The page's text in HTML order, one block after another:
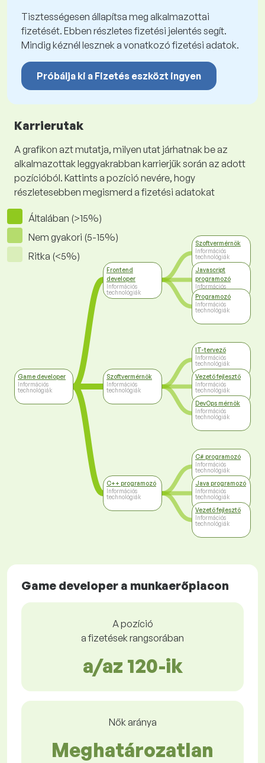
Tisztességesen állapítsa meg alkalmazottai
fizetését. Ebben részletes fizetési jelentés segít.
Mindig kéznél lesznek a vonatkozó fizetési adatok.
Próbálja ki a Fizetés eszközt ingyen
Karrierutak
A grafikon azt mutatja, milyen utat járhatnak be az
alkalmazottak leggyakrabban karrierjük során az adott
pozícióból. Kattints a pozíció nevére, hogy
részletesebben megismerd a fizetési adatokat
Általában (>15%)
Nem gyakori (5-15%)
Ritka (<5%)
Game developer
Információs
technológiák
Frontend
developer
Információs
technológiák
Szoftvermérnök
Információs
technológiák
C++ programozó
Információs
technológiák
Szoftvermérnök
Információs
technológiák
Javascript
programozó
Információs
technológiák
Programozó
Információs
technológiák
IT-tervező
Információs
technológiák
Vezető fejlesztő
Információs
technológiák
DevOps mérnök
Információs
technológiák
C# programozó
Információs
technológiák
Java programozó
Információs
technológiák
Vezető fejlesztő
Információs
technológiák
Game developer a munkaerőpiacon
A pozíció
a fizetések rangsorában
a/az 120-ik
Nők aránya
Meghatározatlan